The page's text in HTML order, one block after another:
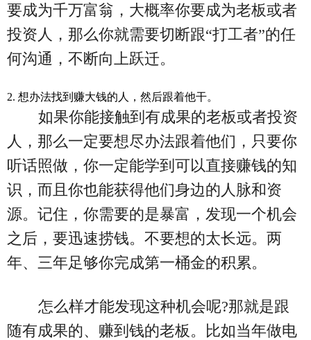
要成为千万富翁，大概率你要成为老板或者
投资人，那么你就需要切断跟“打工者”的任
何沟通，不断向上跃迁。
2. 想办法找到赚大钱的人，然后跟着他干。
如果你能接触到有成果的老板或者投资
人，那么一定要想尽办法跟着他们，只要你
听话照做，你一定能学到可以直接赚钱的知
识，而且你也能获得他们身边的人脉和资
源。记住，你需要的是暴富，发现一个机会
之后，要迅速捞钱。不要想的太长远。两
年、三年足够你完成第一桶金的积累。
怎么样才能发现这种机会呢?那就是跟
随有成果的、赚到钱的老板。比如当年做电